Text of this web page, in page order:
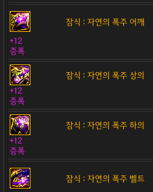
잠식 : 자연의 폭주 어깨
+12
증폭
잠식 : 자연의 폭주 상의
+12
증폭
잠식 : 자연의 폭주 하의
+12
증폭
잠식 : 자연의 폭주 벨트